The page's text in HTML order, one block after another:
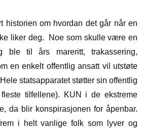
historien om hvordan det går når en
liker deg. Noe som skulle være en
ble til års mareritt, trakassering,
en enkelt offentlig ansatt vil utstøte
statsapparatet støtter sin offentlig
tilfellene). KUN i de ekstreme
da blir konspirasjonen for åpenbar.
i helt vanlige folk som lyver og